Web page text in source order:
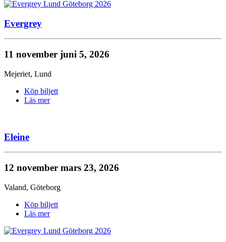
Evergrey
11 november juni 5, 2026
Mejeriet, Lund
Köp biljett
Läs mer
Eleine
12 november mars 23, 2026
Valand, Göteborg
Köp biljett
Läs mer